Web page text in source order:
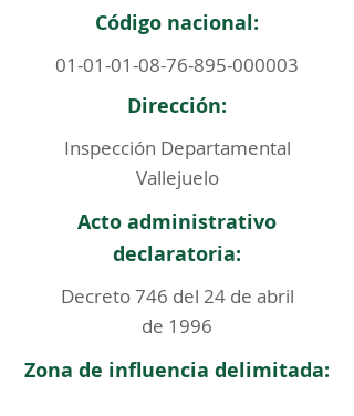
Código nacional:
01-01-01-08-76-895-000003
Dirección:
Inspección Departamental
Vallejuelo
Acto administrativo
declaratoria:
Decreto 746 del 24 de abril
de 1996
Zona de influencia delimitada: